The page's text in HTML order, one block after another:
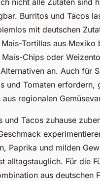
nicht alle Zutaten sind
Burritos und Tacos
mit deutschen
Tortillas aus Mexiko
Mais-Chips oder
an. Auch für
und Tomaten erfordern,
regionalen
und Tacos zuhause
Paprika und milden
alltagstauglich. Für die
aus deutschen